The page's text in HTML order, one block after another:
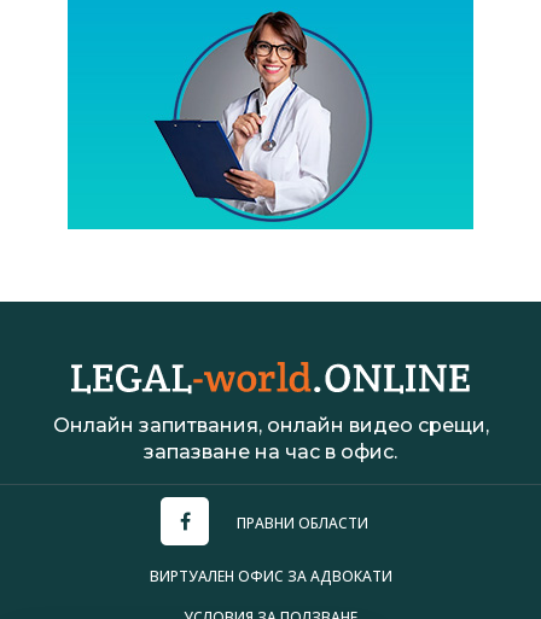
Онлайн запитвания, онлайн видео срещи,
запазване на час в офис.
ПРАВНИ ОБЛАСТИ
ВИРТУАЛЕН ОФИС ЗА АДВОКАТИ